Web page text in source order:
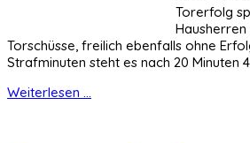
Torerfolg
Torschüsse, freilich ebenfalls ohne
Strafminuten steht es nach 20 Minuten
Weiterlesen ...